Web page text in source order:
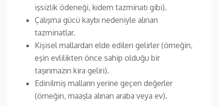
işsizlik ödeneği, kıdem tazminatı gibi).
Çalışma gücü kaybı nedeniyle alınan
tazminatlar.
Kişisel mallardan elde edilen gelirler (örneğin,
eşin evlilikten önce sahip olduğu bir
taşınmazın kira geliri).
Edinilmiş malların yerine geçen değerler
(örneğin, maaşla alınan araba veya ev).